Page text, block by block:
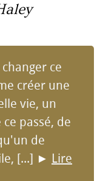
ce
créer une
vie, un
passé, de
de
[...] ► Lire